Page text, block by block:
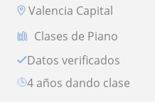
Valencia Capital
Clases de Piano
Datos verificados
4 años dando clase